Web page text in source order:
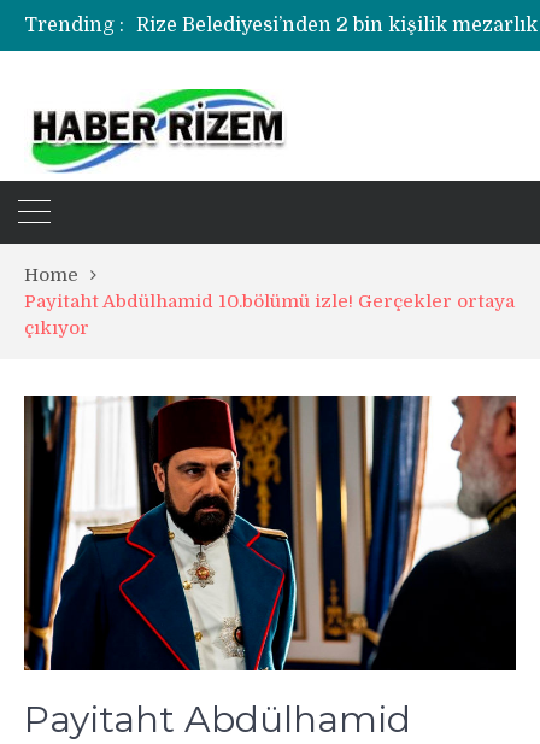
Trending :
Rize Belediyesi’nden 2 bin kişilik
Rize’de uyuşturucu operasyonunda 1
Home
Payitaht Abdülhamid 10.bölümü izle! Gerçekler ortaya
çıkıyor
Payitaht Abdülhamid